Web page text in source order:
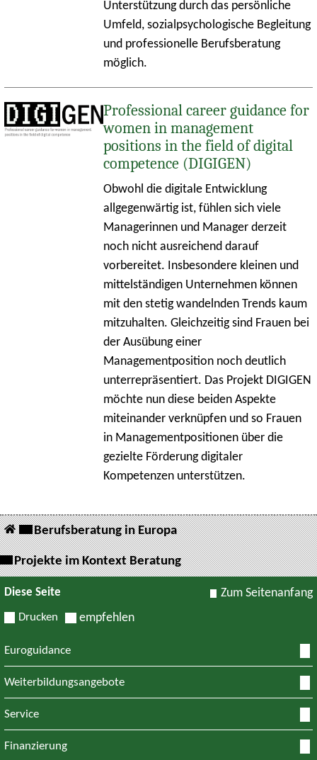
Unterstützung durch das persönliche
Umfeld, sozialpsychologische Begleitung
und professionelle Berufsberatung
möglich.
Professional career guidance for
women in management
positions in the field of digital
competence (DIGIGEN)
Obwohl die digitale Entwicklung
allgegenwärtig ist, fühlen sich viele
Managerinnen und Manager derzeit
noch nicht ausreichend darauf
vorbereitet. Insbesondere kleinen und
mittelständigen Unternehmen können
mit den stetig wandelnden Trends kaum
mitzuhalten. Gleichzeitig sind Frauen bei
der Ausübung einer
Managementposition noch deutlich
unterrepräsentiert. Das Projekt DIGIGEN
möchte nun diese beiden Aspekte
miteinander verknüpfen und so Frauen
in Managementpositionen über die
gezielte Förderung digitaler
Kompetenzen unterstützen.
Berufsberatung in Europa
Projekte im Kontext Beratung
Diese Seite
Drucken empfehlen
Zum Seitenanfang
Euroguidance
Weiterbildungsangebote
Service
Finanzierung